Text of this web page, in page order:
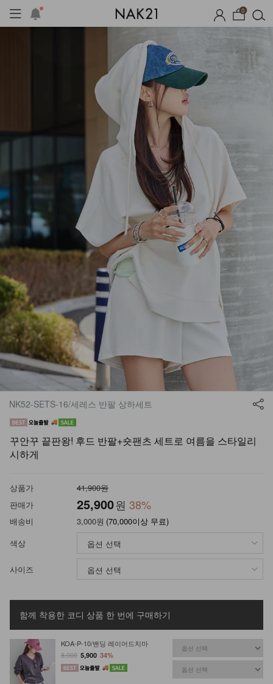
0
시즌오프 1+1 기획세트
NK52-SETS-16/세레스 반팔 상하세트
꾸안꾸 끝판왕! 후드 반팔+숏팬츠 세트로 여름을 스타일리
시하게
상품가
41,900원
판매가
25,900원 38%
배송비 3,000원 (70,000이상 무료)
색상
사이즈
함께 착용한 코디 상품 한 번에 구매하기
KOA-P-10/밴딩 레이어드치마
8,900 5,900 34%